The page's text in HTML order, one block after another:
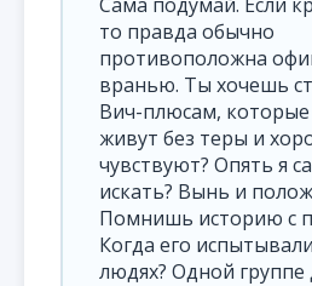
то правда обычно
противоположна
вранью. Ты хочешь
Вич-плюсам, которые
живут без теры и
чувствуют? Опять я
искать? Вынь и
Помнишь историю с
Когда его
людях? Одной группе